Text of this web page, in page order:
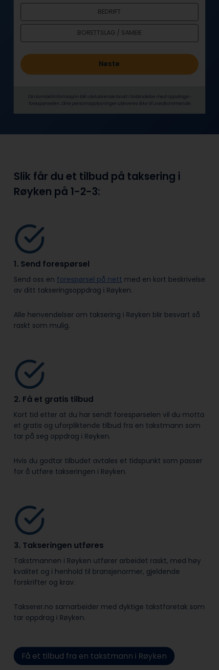
BEDRIFT
BORETTSLAG / SAMEIE
Neste
Din kontaktinformasjon blir utelukkende brukt i forbindelse med oppdrags­
forespørselen. Dine person­­opplysninger utleveres ikke til uvedkommende.
Slik får du et tilbud på taksering i
Røyken på 1-2-3:
1. Send forespørsel
Send oss en forespørsel på nett med en kort beskrivelse
av ditt takseringsoppdrag i Røyken.
Alle henvendelser om taksering i Røyken blir besvart så
raskt som mulig.
2. Få et gratis tilbud
Kort tid etter at du har sendt forespørselen vil du motta
et gratis og uforpliktende tilbud fra en takstmann som
tar på seg oppdrag i Røyken.
Hvis du godtar tilbudet avtales et tidspunkt som passer
for å utføre takseringen i Røyken.
3. Takseringen utføres
Takstmannen i Røyken utfører arbeidet raskt, med høy
kvalitet og i henhold til bransje­normer, gjeldende
forskrifter og krav.
Takserer.no samarbeider med dyktige takstforetak som
tar oppdrag i Røyken.
Få et tilbud fra en takstmann i Røyken